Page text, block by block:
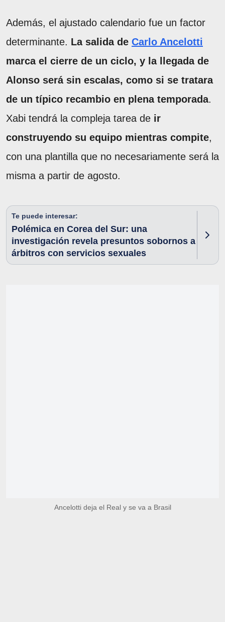
Además, el ajustado calendario fue un factor
determinante. La salida de Carlo Ancelotti
marca el cierre de un ciclo, y la llegada de
Alonso será sin escalas, como si se tratara
de un típico recambio en plena temporada.
Xabi tendrá la compleja tarea de ir
construyendo su equipo mientras compite,
con una plantilla que no necesariamente será la
misma a partir de agosto.
Te puede interesar:
Polémica en Corea del Sur: una
investigación revela presuntos sobornos a
árbitros con servicios sexuales
Ancelotti deja el Real y se va a Brasil